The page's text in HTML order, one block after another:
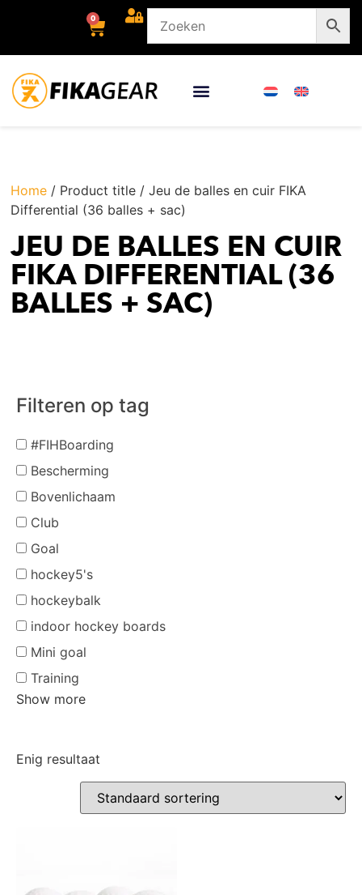
0
Home / Product title / Jeu de balles en cuir FIKA
Differential (36 balles + sac)
JEU DE BALLES EN CUIR
FIKA DIFFERENTIAL (36
BALLES + SAC)
Filteren op tag
#FIHBoarding
Bescherming
Bovenlichaam
Club
Goal
hockey5's
hockeybalk
indoor hockey boards
Mini goal
Training
Show more
Enig resultaat